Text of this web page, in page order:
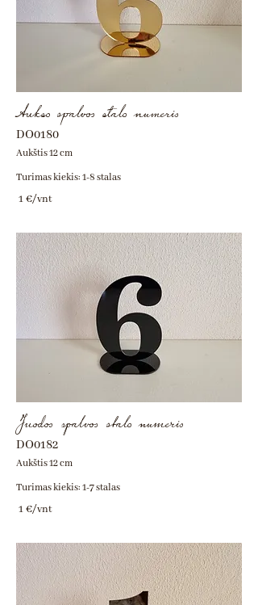
Aukso spalvos stalo numeris
DO0180
Aukštis 12 cm
Turimas kiekis: 1-8 stalas
1 €/vnt
Juodos spalvos stalo numeris
DO0182
Aukštis 12 cm
Turimas kiekis: 1-7 stalas
1 €/vnt